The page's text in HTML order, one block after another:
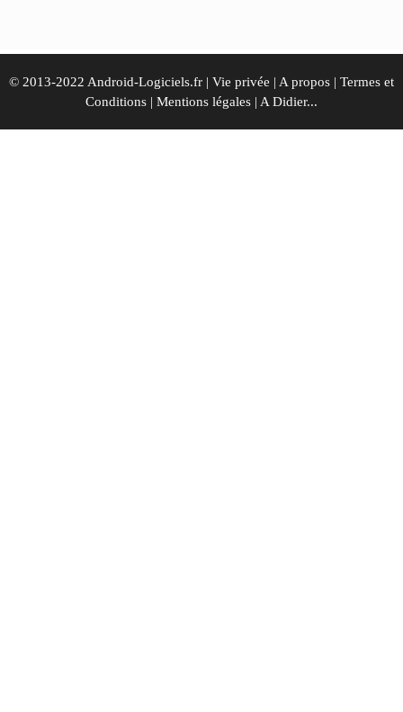
© 2013-2022 Android-Logiciels.fr | Vie privée | A propos | Termes et
Conditions | Mentions légales | A Didier...